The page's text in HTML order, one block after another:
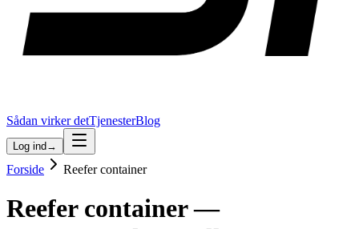
Sådan virker detTjenesterBlog
Log ind →
Forside Reefer container
Reefer container —